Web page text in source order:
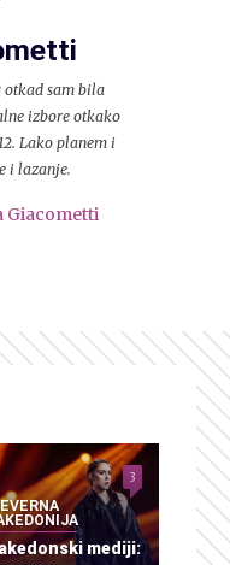
otkad sam bila
izbore otkako
Lako planem i
i lazanje.
Giacometti
mediji:
3